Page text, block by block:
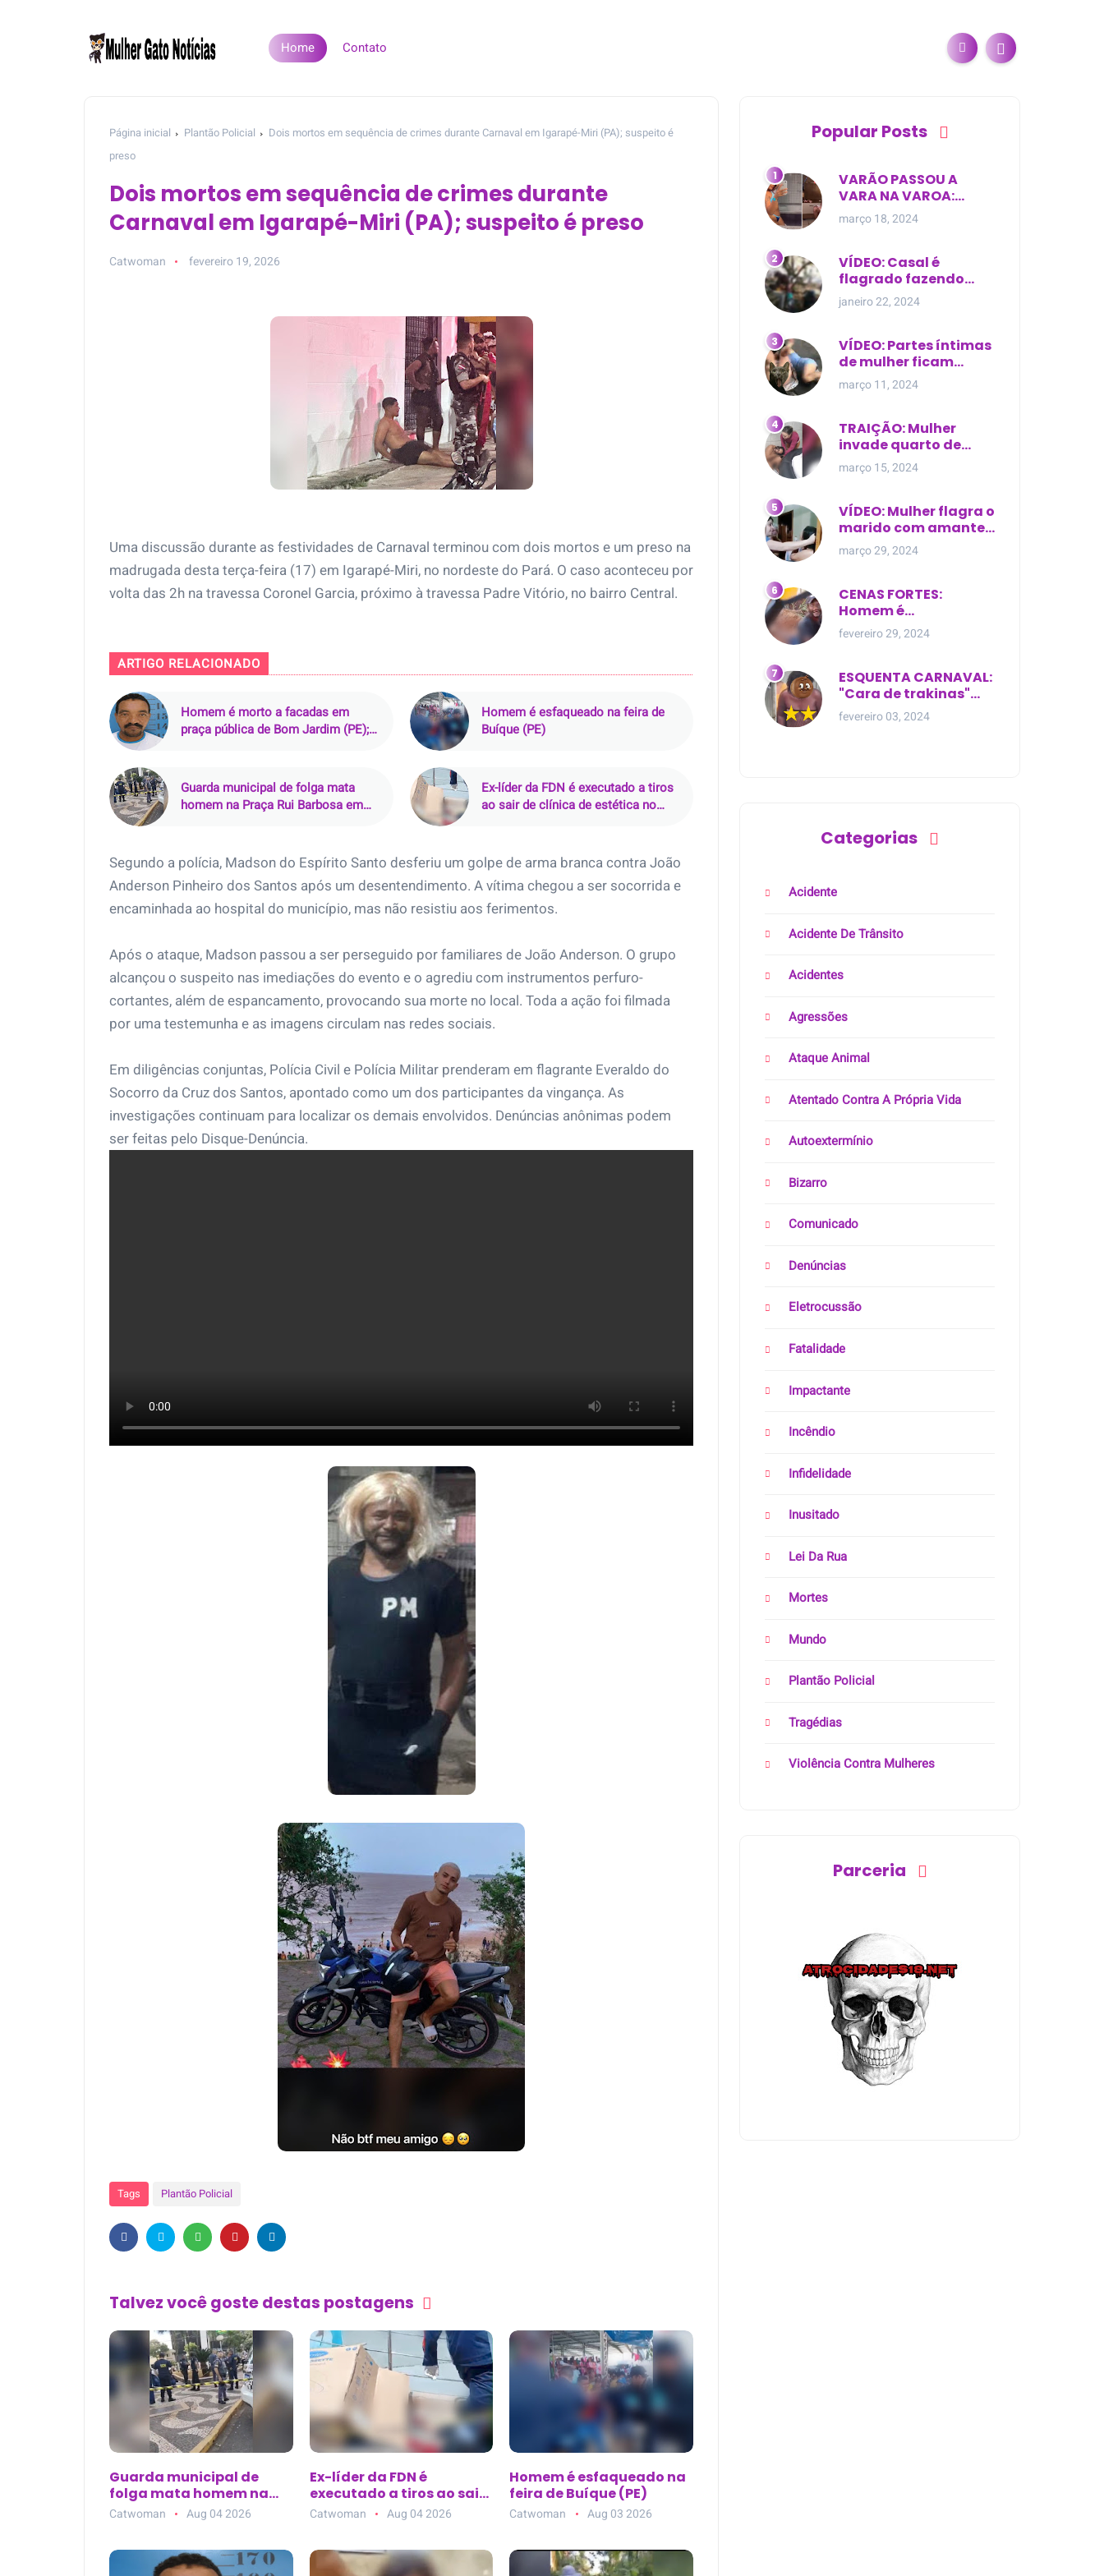
Home Contato
Página inicial Plantão Policial
Dois mortos em sequência de crimes durante Carnaval em Igarapé-Miri (PA); suspeito é
preso
Dois mortos em sequência de crimes durante
Carnaval em Igarapé-Miri (PA); suspeito é preso
Catwoman fevereiro 19, 2026
Uma discussão durante as festividades de Carnaval terminou com dois mortos e um preso na
madrugada desta terça-feira (17) em Igarapé-Miri, no nordeste do Pará. O caso aconteceu por
volta das 2h na travessa Coronel Garcia, próximo à travessa Padre Vitório, no bairro Central.
ARTIGO RELACIONADO
Homem é morto a facadas em
praça pública de Bom Jardim (PE);
Homem é esfaqueado na feira de
Buíque (PE)
Guarda municipal de folga mata
homem na Praça Rui Barbosa em
Ex-líder da FDN é executado a tiros
ao sair de clínica de estética no
Segundo a polícia, Madson do Espírito Santo desferiu um golpe de arma branca contra João
Anderson Pinheiro dos Santos após um desentendimento. A vítima chegou a ser socorrida e
encaminhada ao hospital do município, mas não resistiu aos ferimentos.
Após o ataque, Madson passou a ser perseguido por familiares de João Anderson. O grupo
alcançou o suspeito nas imediações do evento e o agrediu com instrumentos perfuro-
cortantes, além de espancamento, provocando sua morte no local. Toda a ação foi filmada
por uma testemunha e as imagens circulam nas redes sociais.
Em diligências conjuntas, Polícia Civil e Polícia Militar prenderam em flagrante Everaldo do
Socorro da Cruz dos Santos, apontado como um dos participantes da vingança. As
investigações continuam para localizar os demais envolvidos. Denúncias anônimas podem
ser feitas pelo Disque-Denúncia.
Tags Plantão Policial
Talvez você goste destas postagens
Guarda municipal de
folga mata homem na
Praça Rui Barbosa em
Araçatuba (SP)
Catwoman Aug 04 2026
Ex-líder da FDN é
executado a tiros ao sair
de clínica de estética no
Parque 10, em Manaus
Catwoman Aug 04 2026
Homem é esfaqueado na
feira de Buíque (PE)
Catwoman Aug 03 2026
Popular Posts
VARÃO PASSOU A
VARA NA VAROA:
Esposa de pregador
evangélico descobre
extra-conjugal
março 18, 2024
VÍDEO: Casal é
flagrado fazendo
sexo dentro de
cemitério, em cima de
janeiro 22, 2024
VÍDEO: Partes íntimas
de mulher ficam
expostas durante
briga em Manaus
março 11, 2024
TRAIÇÃO: Mulher
invade quarto de
motel e encontra o
marido com outra na
março 15, 2024
VÍDEO: Mulher flagra o
marido com amante
dentro da própria
residência
março 29, 2024
CENAS FORTES:
Homem é
brutalmente atacado
e morto a golpes de
fevereiro 29, 2024
ESQUENTA CARNAVAL:
"Cara de trakinas"
dança seminua no
meio da rua na Bahia
fevereiro 03, 2024
Categorias
Acidente
Acidente De Trânsito
Acidentes
Agressões
Ataque Animal
Atentado Contra A Própria Vida
Autoextermínio
Bizarro
Comunicado
Denúncias
Eletrocussão
Fatalidade
Impactante
Incêndio
Infidelidade
Inusitado
Lei Da Rua
Mortes
Mundo
Plantão Policial
Tragédias
Violência Contra Mulheres
Parceria